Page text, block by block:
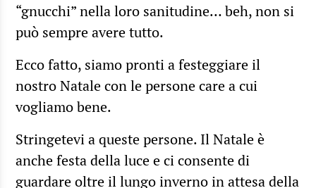
“gnucchi” nella loro sanitudine… beh, non si
può sempre avere tutto.
Ecco fatto, siamo pronti a festeggiare il
nostro Natale con le persone care a cui
vogliamo bene.
Stringetevi a queste persone. Il Natale è
anche festa della luce e ci consente di
guardare oltre il lungo inverno in attesa della